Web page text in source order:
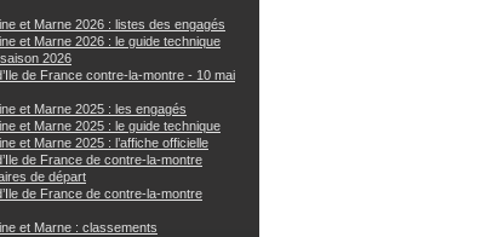
et Marne 2026 : listes des engagés
et Marne 2026 : le guide technique
2026
de France contre-la-montre - 10 mai
et Marne 2025 : les engagés
et Marne 2025 : le guide technique
et Marne 2025 : l’affiche officielle
de France de contre-la-montre
de départ
de France de contre-la-montre
et Marne : classements